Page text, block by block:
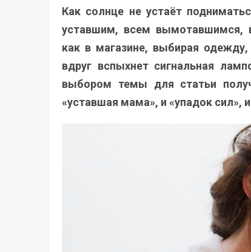
Как солнце не устаёт
уставшим, всем вымотавшимся,
как в магазине, выбирая
вдруг вспыхнет сигнальная
выбором темы для статьи
«уставшая мама», и «упадок сил»,